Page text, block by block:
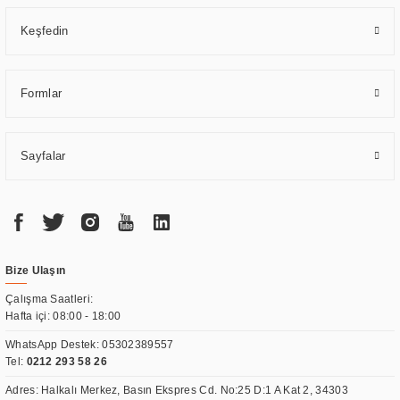
Keşfedin
Formlar
Sayfalar
Bize Ulaşın
Çalışma Saatleri:
Hafta içi: 08:00 - 18:00
WhatsApp Destek:05302389557
Tel: 0212 293 58 26
Adres: Halkalı Merkez, Basın Ekspres Cd. No:25 D:1 A Kat 2, 34303